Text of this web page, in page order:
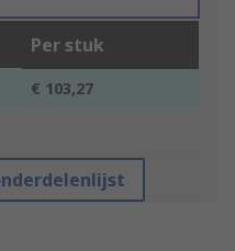
Per stuk
€ 103,27